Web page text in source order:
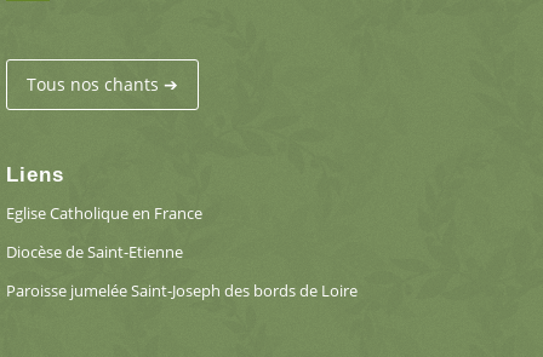
Tous nos chants ➔
Liens
Eglise Catholique en France
Diocèse de Saint-Etienne
Paroisse jumelée Saint-Joseph des bords de Loire